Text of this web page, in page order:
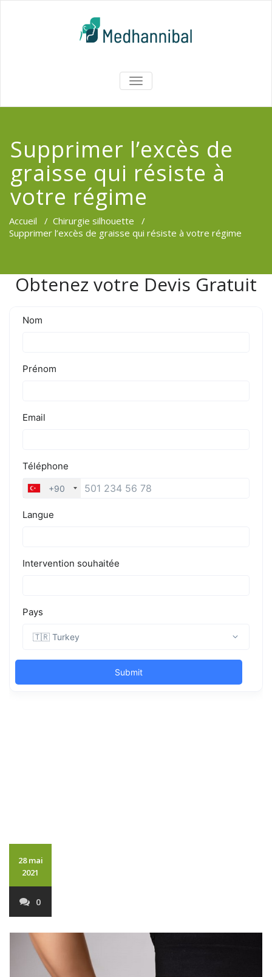
AFFICHER/MASQUER
LA
Supprimer l’excès de
graisse qui résiste à
votre régime
Accueil / Chirurgie silhouette /
Supprimer l’excès de graisse qui résiste à votre régime
Obtenez votre Devis Gratuit
28 mai
2021
0